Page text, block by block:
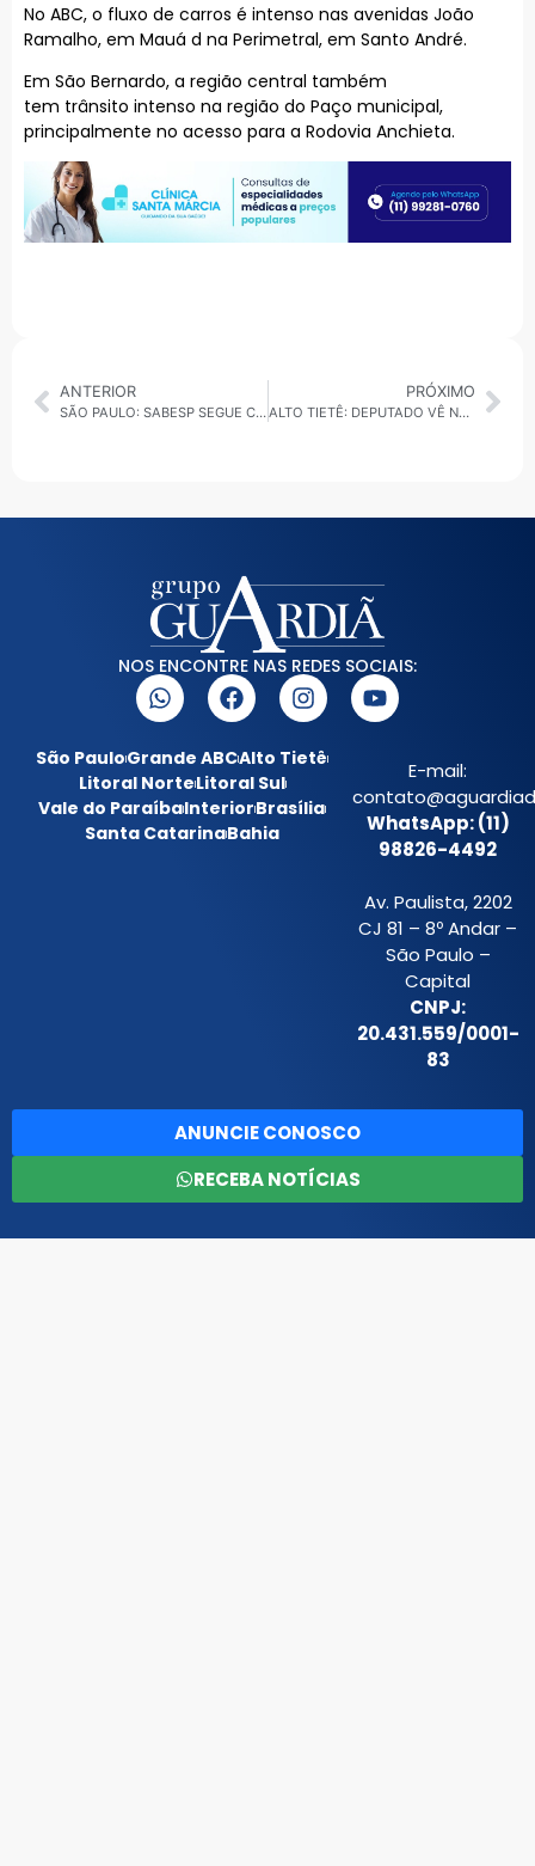
No ABC, o fluxo de carros é intenso nas avenidas João
Ramalho, em Mauá d na Perimetral, em Santo André.
Em São Bernardo, a região central também
tem trânsito intenso na região do Paço municipal,
principalmente no acesso para a Rodovia Anchieta.
ANTERIOR
SÃO PAULO: SABESP SEGUE COM INSTABILIDADE APÓS ATAQUE HACKER
PRÓXIMO
ALTO TIETÊ: DEPUTADO VÊ NÚMEROS ALARMANTES DE CASOS DE VIOLÊNCIA DOMÉSTICA E PROMETE AGIR
NOS ENCONTRE NAS REDES SOCIAIS:
São PauloGrande ABCAlto Tietê
Litoral NorteLitoral Sul
Vale do ParaíbaInteriorBrasília
Santa CatarinaBahia
E-mail:
WhatsApp: (11)
98826-4492
Av. Paulista, 2202
CJ 81 – 8º Andar –
São Paulo –
Capital
CNPJ:
20.431.559/0001-
83
ANUNCIE CONOSCO
RECEBA NOTÍCIAS